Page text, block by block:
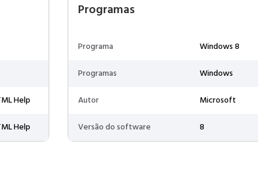
Help
Help
Programas
Programa
Windows 8
Programas
Windows
Autor
Microsoft
Versão do software
8